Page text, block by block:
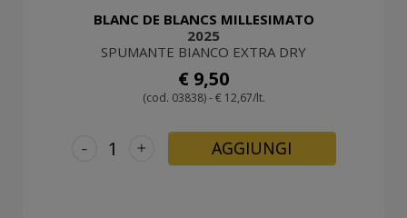
BLANC DE BLANCS MILLESIMATO
2025
SPUMANTE BIANCO EXTRA DRY
€ 9,50
(cod. 03838) - € 12,67/lt.
+
- AGGIUNGI